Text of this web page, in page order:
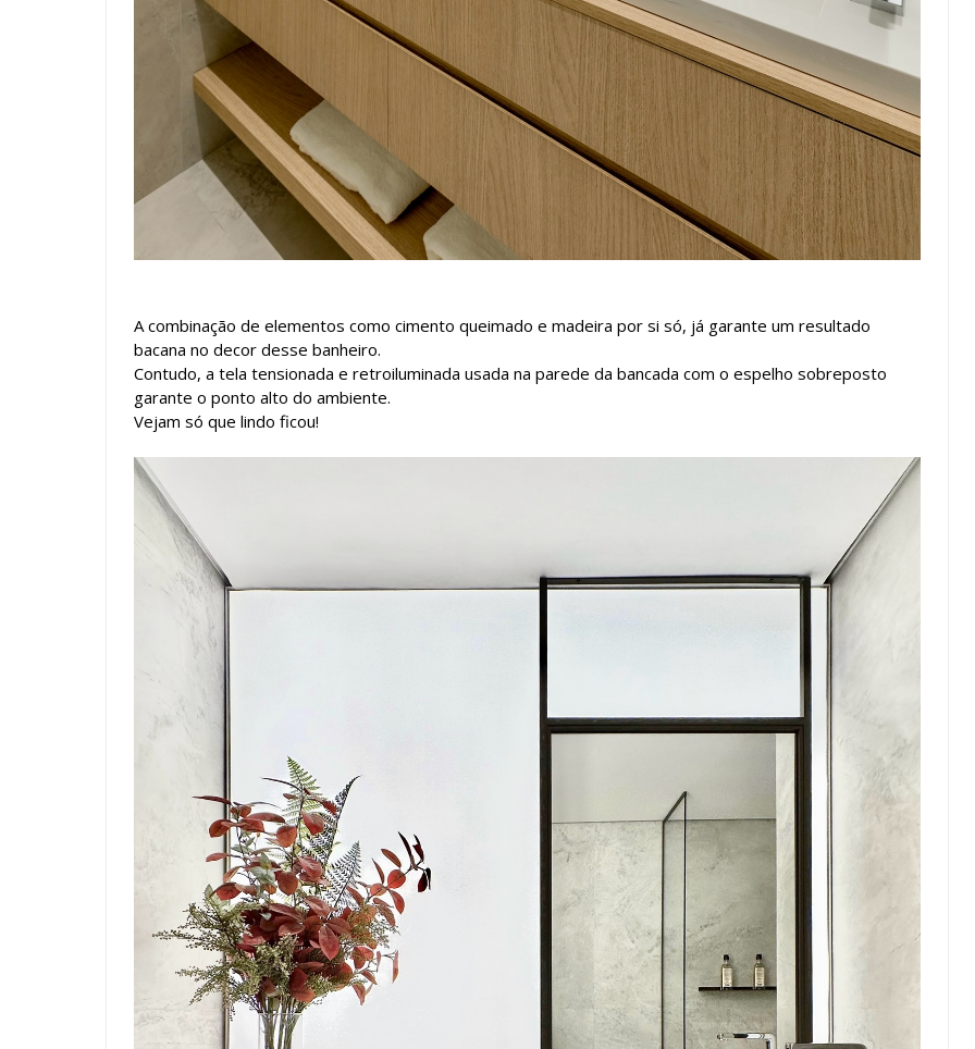
A combinação de elementos como cimento queimado e madeira por si só, já garante um resultado
bacana no decor desse banheiro.
Contudo, a tela tensionada e retroiluminada usada na parede da bancada com o espelho sobreposto
garante o ponto alto do ambiente.
Vejam só que lindo ficou!